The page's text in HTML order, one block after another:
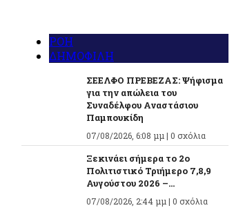
ΡΟΗ
ΔΗΜΟΦΙΛΗ
ΣΕΕΛΦΟ ΠΡΕΒΕΖΑΣ: Ψήφισμα
για την απώλεια του
Συναδέλφου Αναστάσιου
Παμπουκίδη
07/08/2026, 6:08 μμ | 0 σχόλια
Ξεκινάει σήμερα το 2ο
Πολιτιστικό Τριήμερο 7,8,9
Αυγούστου 2026 –...
07/08/2026, 2:44 μμ | 0 σχόλια